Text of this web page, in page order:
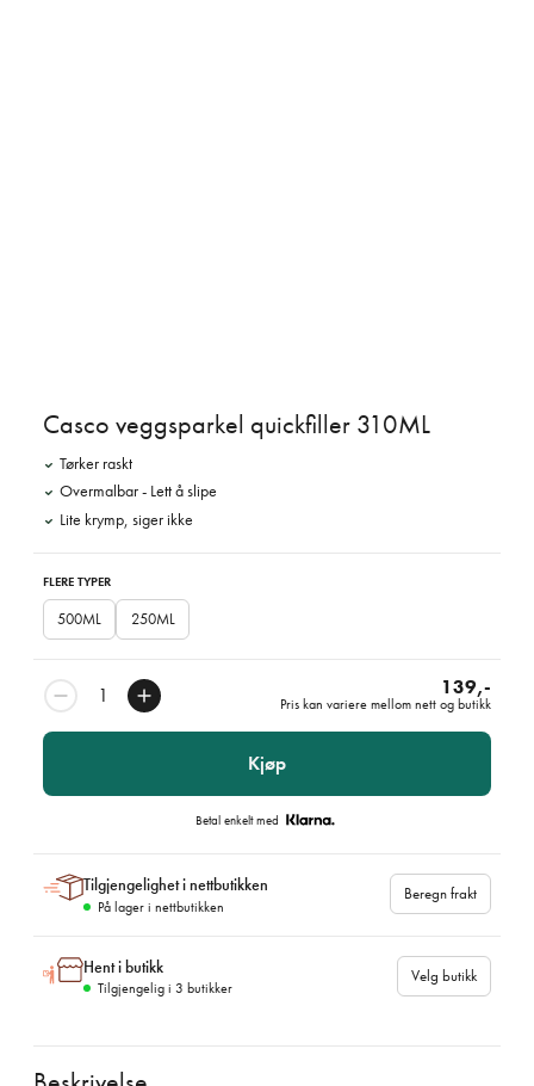
Casco veggsparkel quickfiller 310ML
Tørker raskt
Overmalbar - Lett å slipe
Lite krymp, siger ikke
FLERE TYPER
500ML 250ML
139,-
Pris kan variere mellom nett og butikk
Kjøp
Betal enkelt med
Tilgjengelighet i nettbutikken
På lager i nettbutikken
Beregn frakt
Hent i butikk
Tilgjengelig i 3 butikker
Velg butikk